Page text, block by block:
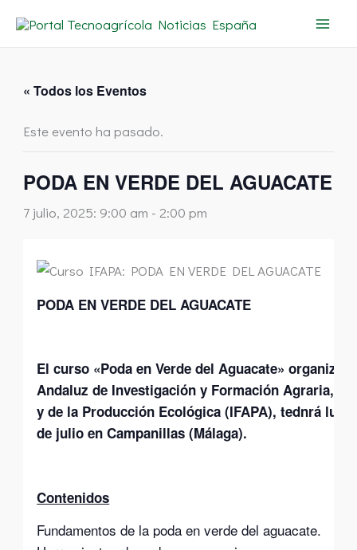
« Todos los Eventos
Este evento ha pasado.
PODA EN VERDE DEL AGUACATE
7 julio, 2025: 9:00 am - 2:00 pm
PODA EN VERDE DEL AGUACATE
El curso «Poda en Verde del Aguacate»
Andaluz de Investigación y Formación Agraria,
y de la Producción Ecológica (IFAPA), tednrá
de julio en Campanillas (Málaga).
Contenidos
Fundamentos de la poda en verde del aguacate.